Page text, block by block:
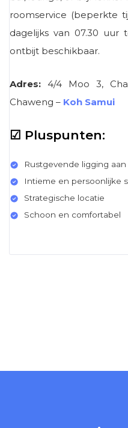
roomservice (beperkte
dagelijks van 07.30 uur
ontbijt beschikbaar.
Adres: 4/4 Moo 3,
Chaweng – Koh Samui
☑ Pluspunten:
Rustgevende ligging
Intieme en persoonlijke
Strategische locatie
Schoon en comfortabel